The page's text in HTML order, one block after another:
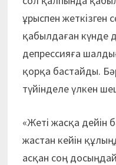
ұрыспен жеткізген
қабылдаған күнде
депрессияға
қорқа бастайды.
түйінделе үлкен
«Жеті жасқа дейін
жастан кейін
асқан соң